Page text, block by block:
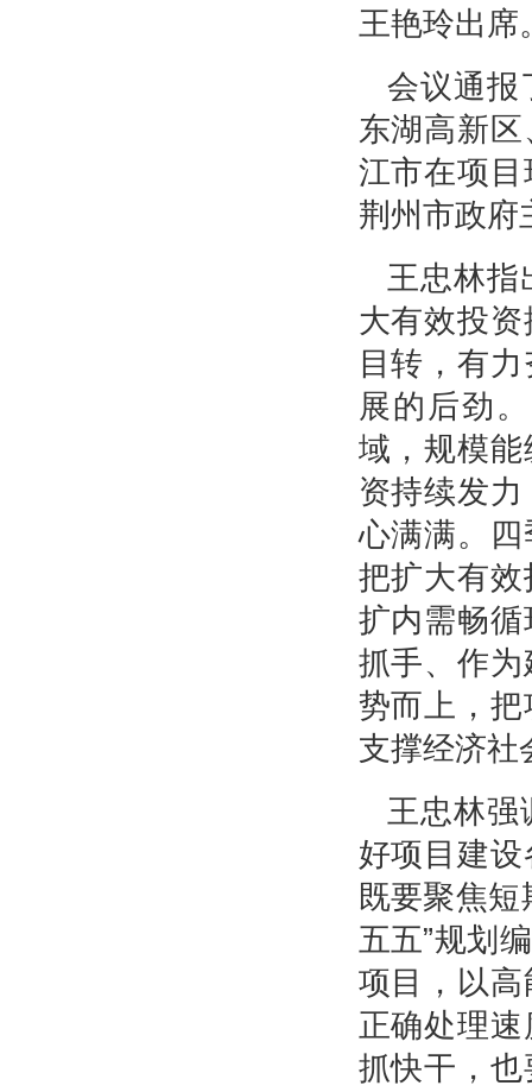
王艳玲出席
会议通报
东湖高新
江市在项
荆州市政府
王忠林指
大有效投
目转，有
展的后劲
域，规模
资持续发
心满满。
把扩大有
扩内需畅
抓手、作
势而上，
支撑经济社
王忠林强
好项目建
既要聚焦
五五”规划
项目，以
正确处理
抓快干，